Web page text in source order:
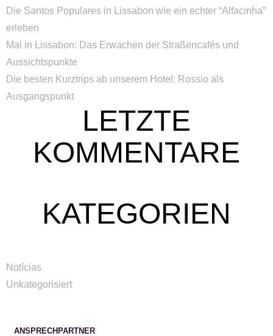
Die Santos Populares in Lissabon wie ein echter “Alfacinha”
erleben
Mai in Lissabon: Das Erwachen der Straßencafés und
Aussichtspunkte
Die besten Kurztrips ab unserem Hotel: Rossio als
Ausgangspunkt
LETZTE
KOMMENTARE
KATEGORIEN
Notícias
Unkategorisiert
ANSPRECHPARTNER